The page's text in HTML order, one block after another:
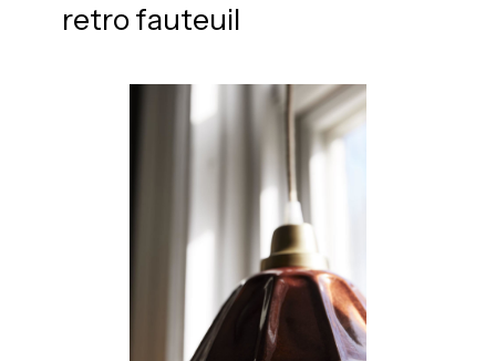
retro fauteuil